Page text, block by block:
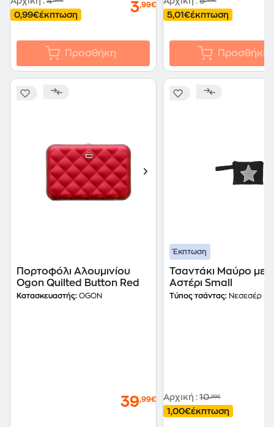
0,99€έκπτωση 3,99€
Προσθήκη
5,01€έκπτωση
Προσθήκη
Πορτοφόλι Αλουμινίου
Ogon Quilted Button Red
Κατασκευαστής: OGON
39,99€
Έκπτωση
Τσαντάκι Mαύρο με
Αστέρι Small
Τύπος τσάντας: Νεσεσέρ
Αρχική : 10,99€
1,00€έκπτωση